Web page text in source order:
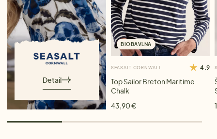
Detail
BIOBAVLNA
SEASALT CORNWALL 4.9
Top Sailor Breton Maritime
Chalk
43,90 €